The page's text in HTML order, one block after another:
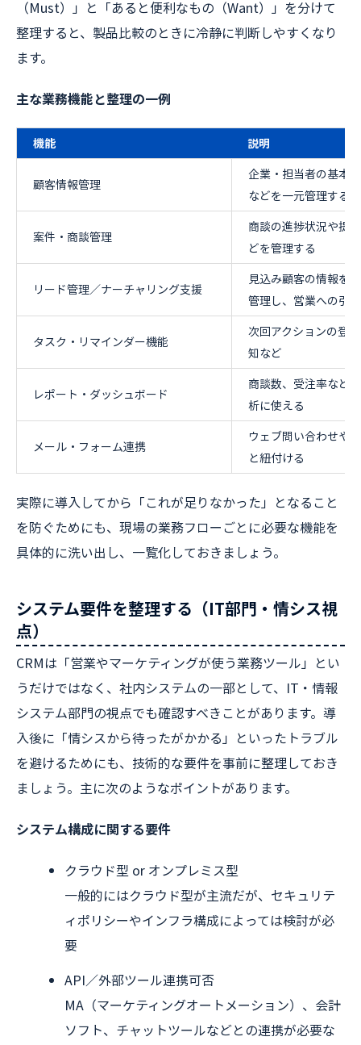
（Must）」と「あると便利なもの（Want）」を分けて
整理すると、製品比較のときに冷静に判断しやすくなり
ます。
主な業務機能と整理の一例
機能 説明
顧客情報管理
企業・担当者の基本
などを一元管理する
案件・商談管理
商談の進捗状況や提
どを管理する
リード管理／ナーチャリング支援
見込み顧客の情報を
管理し、営業への引
タスク・リマインダー機能
次回アクションの登
知など
レポート・ダッシュボード
商談数、受注率など
析に使える
メール・フォーム連携
ウェブ問い合わせや
と紐付ける
実際に導入してから「これが足りなかった」となること
を防ぐためにも、現場の業務フローごとに必要な機能を
具体的に洗い出し、一覧化しておきましょう。
システム要件を整理する（IT部門・情シス視
点）
CRMは「営業やマーケティングが使う業務ツール」とい
うだけではなく、社内システムの一部として、IT・情報
システム部門の視点でも確認すべきことがあります。導
入後に「情シスから待ったがかかる」といったトラブル
を避けるためにも、技術的な要件を事前に整理しておき
ましょう。主に次のようなポイントがあります。
システム構成に関する要件
クラウド型 or オンプレミス型
一般的にはクラウド型が主流だが、セキュリテ
ィポリシーやインフラ構成によっては検討が必
要
API／外部ツール連携可否
MA（マーケティングオートメーション）、会計
ソフト、チャットツールなどとの連携が必要な